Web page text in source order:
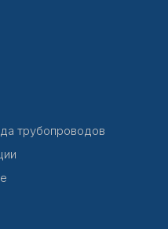
трубопроводов